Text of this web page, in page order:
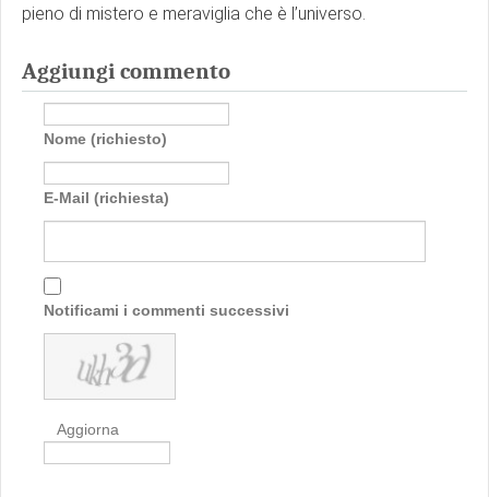
pieno di mistero e meraviglia che è l’universo.
Aggiungi commento
Nome (richiesto)
E-Mail (richiesta)
Notificami i commenti successivi
Aggiorna